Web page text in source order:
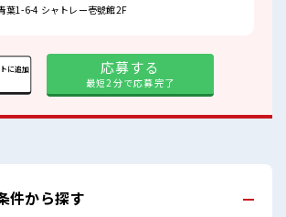
葉1-6-4 シャトレー壱號館2F
応募する
最短2分で応募完了
に追加
件から探す